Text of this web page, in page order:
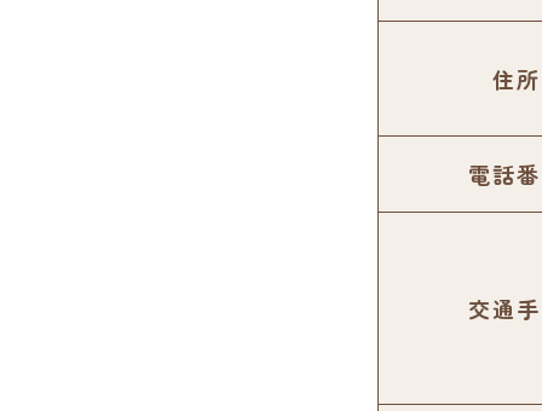
住所
電話
交通